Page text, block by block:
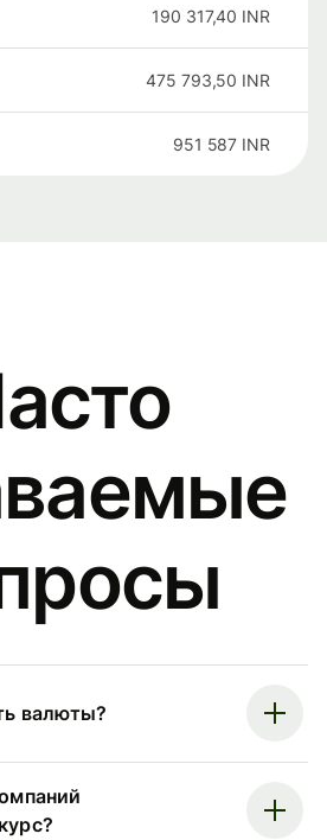
190 317,40 INR
475 793,50 INR
951 587 INR
валюты?